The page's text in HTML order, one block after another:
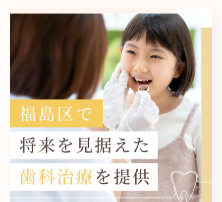
大人の矯正では大半の方が顎がもう大きくなることはないので、
歯を抜いてスペースを作り、歯を並べる作業をしなければなりま
期間も小児矯正していた方より長くなる傾向が強いです。
今お子さんに最大限できること、それは小児矯正の治療かもしれ
ません。
成長につれてお口の中は変化しますが、それをしっかり追い続け
ることを
私たちは治療として行なっていきます。
当院ではこどもから大人まで矯正を行なっておりますので、
もし小児矯正から大人の矯正が必要だという場合も最後まで診さ
せていただきます。
ぜひ一度ご興味のある方は、無料相談を行なっておりますのでご